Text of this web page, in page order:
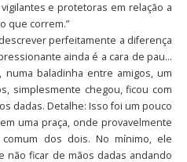
e protetoras em relação a
que correm.”
perfeitamente a diferença
ainda é a cara de pau…
baladinha entre amigos, um
simplesmente chegou, ficou com
dadas. Detalhe: Isso foi um pouco
uma praça, onde provavelmente
dos dois. No mínimo, ele
não ficar de mãos dadas andando